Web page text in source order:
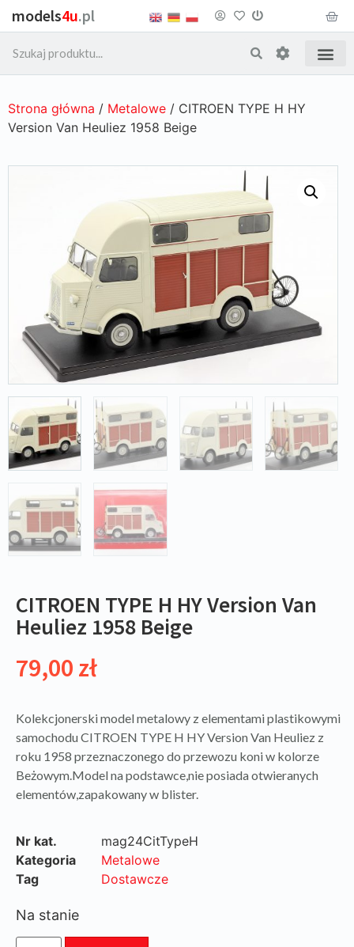
models4u.pl
Strona główna / Metalowe / CITROEN TYPE H HY
Version Van Heuliez 1958 Beige
CITROEN TYPE H HY Version Van
Heuliez 1958 Beige
79,00 zł
Kolekcjonerski model metalowy z elementami plastikowymi
samochodu CITROEN TYPE H HY Version Van Heuliez z
roku 1958 przeznaczonego do przewozu koni w kolorze
Beżowym.Model na podstawce,nie posiada otwieranych
elementów,zapakowany w blister.
Nr kat.
mag24CitTypeH
Kategoria
Metalowe
Tag
Dostawcze
Na stanie